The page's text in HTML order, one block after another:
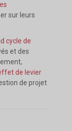
sur leurs
cycle de
et des
de levier
de projet